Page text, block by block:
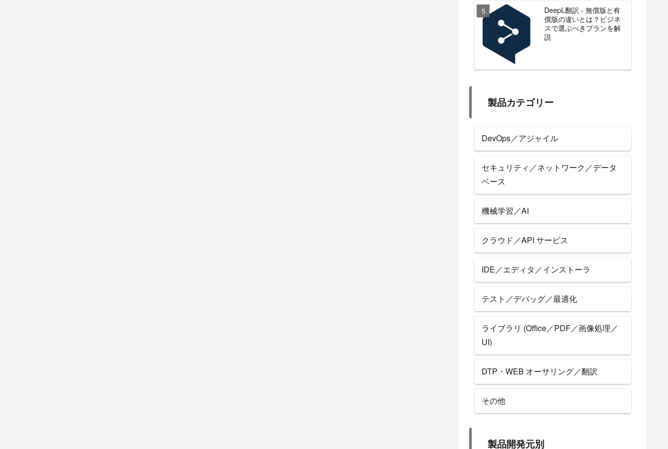
DeepL翻訳 - 無償版と有
償版の違いとは？ビジネ
スで選ぶべきプランを解
説
製品カテゴリー
DevOps／アジャイル
セキュリティ／ネットワーク／データ
ベース
機械学習／AI
クラウド／API サービス
IDE／エディタ／インストーラ
テスト／デバッグ／最適化
ライブラリ (Office／PDF／画像処理／
UI)
DTP・WEB オーサリング／翻訳
その他
製品開発元別